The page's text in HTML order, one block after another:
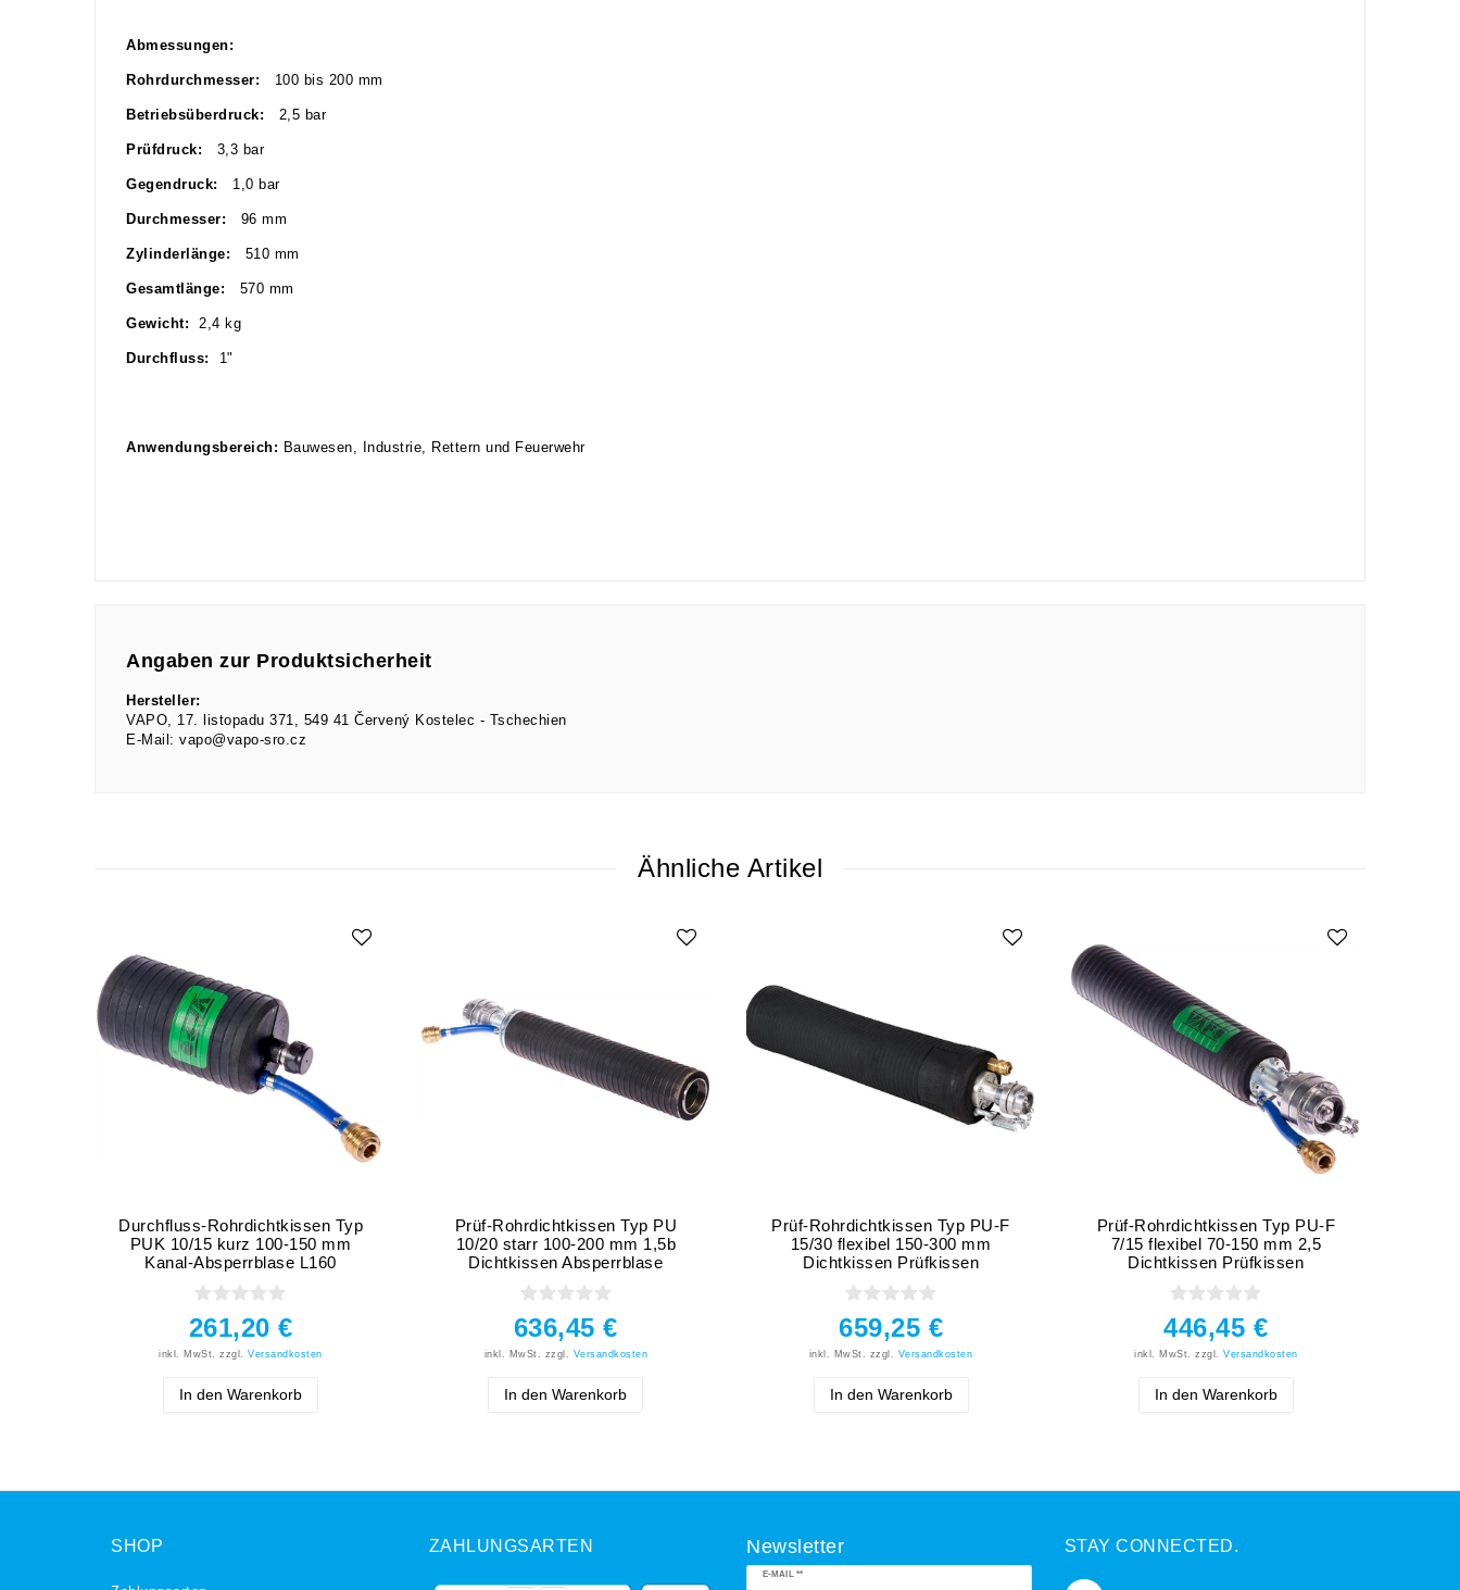
Abmessungen:
Rohrdurchmesser: 100 bis 200 mm
Betriebsüberdruck: 2,5 bar
Prüfdruck: 3,3 bar
Gegendruck: 1,0 bar
Durchmesser: 96 mm
Zylinderlänge: 510 mm
Gesamtlänge: 570 mm
Gewicht: 2,4 kg
Durchfluss: 1"
Anwendungsbereich: Bauwesen, Industrie, Rettern und Feuerwehr
Angaben zur Produktsicherheit
Hersteller:
VAPO
17. listopadu 371 549 41 Červený Kostelec
Tschechien
E-Mail: vapo@vapo-sro.cz
Ähnliche Artikel
Durchfluss-Rohrdichtkissen Typ
PUK 10/15 kurz 100-150 mm
Kanal-Absperrblase L160
261,20 €
inkl. MwSt. zzgl.Versandkosten
In den Warenkorb
Prüf-Rohrdichtkissen Typ PU
10/20 starr 100-200 mm 1,5b
Dichtkissen Absperrblase
636,45 €
inkl. MwSt. zzgl. Versandkosten
In den Warenkorb
Prüf-Rohrdichtkissen Typ PU-F
15/30 flexibel 150-300 mm
Dichtkissen Prüfkissen
659,25 €
inkl. MwSt. zzgl. Versandkosten
In den Warenkorb
Prüf-Rohrdichtkissen Typ PU-F
7/15 flexibel 70-150 mm 2,5
Dichtkissen Prüfkissen
446,45 €
inkl. MwSt. zzgl.Versandkosten
In den Warenkorb
SHOP ZAHLUNGSARTEN Newsletter
E-MAIL **
Newsletter
STAY CONNECTED.